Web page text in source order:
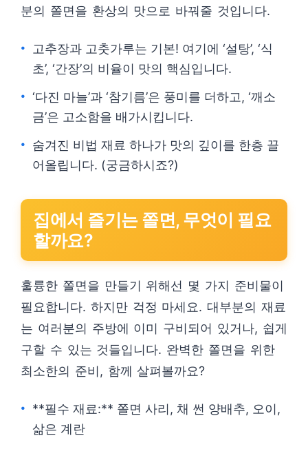
분의 쫄면을 환상의 맛으로 바꿔줄 것입니다.
고추장과 고춧가루는 기본! 여기에 ‘설탕’, ‘식
초’, ‘간장’의 비율이 맛의 핵심입니다.
‘다진 마늘’과 ‘참기름’은 풍미를 더하고, ‘깨소
금’은 고소함을 배가시킵니다.
숨겨진 비법 재료 하나가 맛의 깊이를 한층 끌
어올립니다. (궁금하시죠?)
집에서 즐기는 쫄면, 무엇이 필요
할까요?
훌륭한 쫄면을 만들기 위해선 몇 가지 준비물이
필요합니다. 하지만 걱정 마세요. 대부분의 재료
는 여러분의 주방에 이미 구비되어 있거나, 쉽게
구할 수 있는 것들입니다. 완벽한 쫄면을 위한
최소한의 준비, 함께 살펴볼까요?
**필수 재료:** 쫄면 사리, 채 썬 양배추, 오이,
삶은 계란